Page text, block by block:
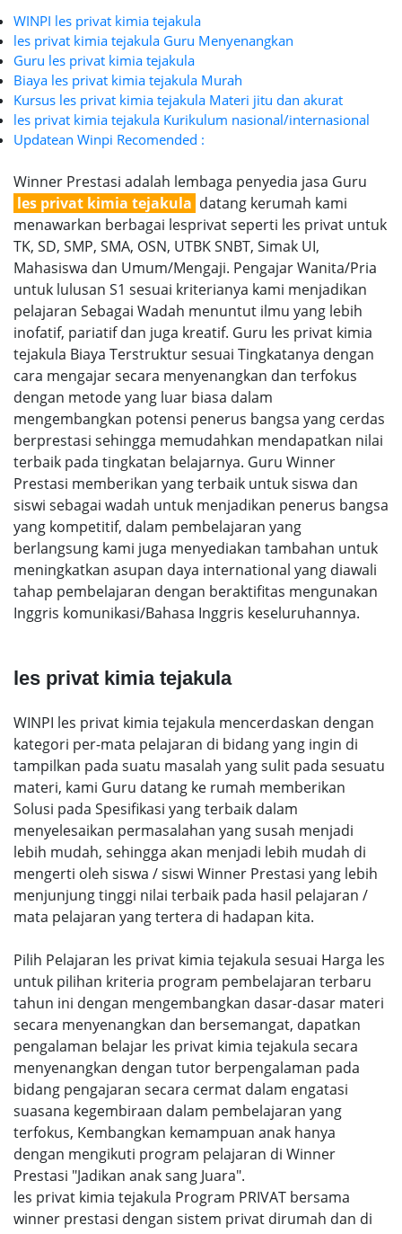
WINPI les privat kimia tejakula
les privat kimia tejakula Guru Menyenangkan
Guru les privat kimia tejakula
Biaya les privat kimia tejakula Murah
Kursus les privat kimia tejakula Materi jitu dan akurat
les privat kimia tejakula Kurikulum nasional/internasional
Updatean Winpi Recomended :
Winner Prestasi adalah lembaga penyedia jasa Guru
les privat kimia tejakula datang kerumah kami
menawarkan berbagai lesprivat seperti les privat untuk
TK, SD, SMP, SMA, OSN, UTBK SNBT, Simak UI,
Mahasiswa dan Umum/Mengaji. Pengajar Wanita/Pria
untuk lulusan S1 sesuai kriterianya kami menjadikan
pelajaran Sebagai Wadah menuntut ilmu yang lebih
inofatif, pariatif dan juga kreatif. Guru les privat kimia
tejakula Biaya Terstruktur sesuai Tingkatanya dengan
cara mengajar secara menyenangkan dan terfokus
dengan metode yang luar biasa dalam
mengembangkan potensi penerus bangsa yang cerdas
berprestasi sehingga memudahkan mendapatkan nilai
terbaik pada tingkatan belajarnya. Guru Winner
Prestasi memberikan yang terbaik untuk siswa dan
siswi sebagai wadah untuk menjadikan penerus bangsa
yang kompetitif, dalam pembelajaran yang
berlangsung kami juga menyediakan tambahan untuk
meningkatkan asupan daya international yang diawali
tahap pembelajaran dengan beraktifitas mengunakan
Inggris komunikasi/Bahasa Inggris keseluruhannya.
les privat kimia tejakula
WINPI les privat kimia tejakula mencerdaskan dengan
kategori per-mata pelajaran di bidang yang ingin di
tampilkan pada suatu masalah yang sulit pada sesuatu
materi, kami Guru datang ke rumah memberikan
Solusi pada Spesifikasi yang terbaik dalam
menyelesaikan permasalahan yang susah menjadi
lebih mudah, sehingga akan menjadi lebih mudah di
mengerti oleh siswa / siswi Winner Prestasi yang lebih
menjunjung tinggi nilai terbaik pada hasil pelajaran /
mata pelajaran yang tertera di hadapan kita.
Pilih Pelajaran les privat kimia tejakula sesuai Harga les
untuk pilihan kriteria program pembelajaran terbaru
tahun ini dengan mengembangkan dasar-dasar materi
secara menyenangkan dan bersemangat, dapatkan
pengalaman belajar les privat kimia tejakula secara
menyenangkan dengan tutor berpengalaman pada
bidang pengajaran secara cermat dalam engatasi
suasana kegembiraan dalam pembelajaran yang
terfokus, Kembangkan kemampuan anak hanya
dengan mengikuti program pelajaran di Winner
Prestasi "Jadikan anak sang Juara".
les privat kimia tejakula Program PRIVAT bersama
winner prestasi dengan sistem privat dirumah dan di